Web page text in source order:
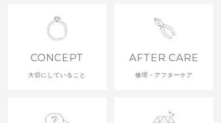
CONCEPT
大切にしていること
AFTER CARE
修理・アフターケア